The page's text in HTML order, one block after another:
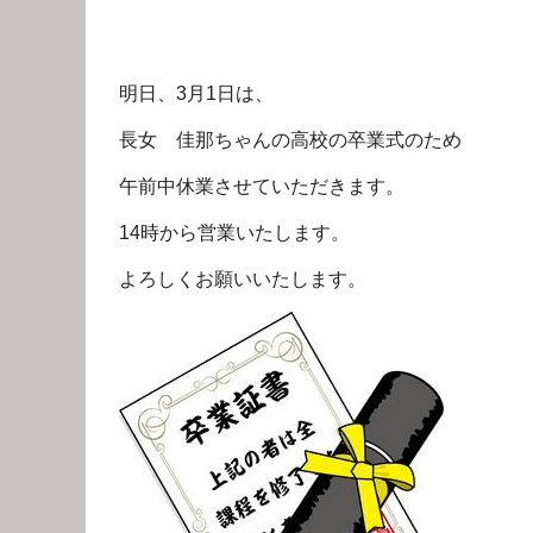
明日、3月1日は、
長女 佳那ちゃんの高校の卒業式のため
午前中休業させていただきます。
14時から営業いたします。
よろしくお願いいたします。